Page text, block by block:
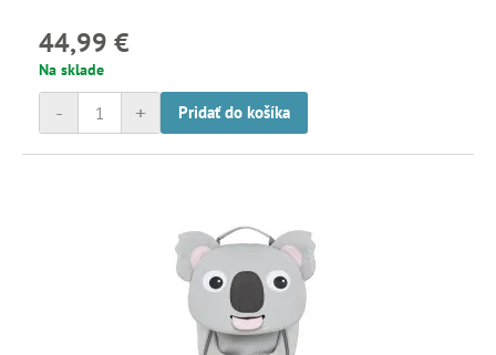
44,99 €
Na sklade
+
- Pridať do košíka